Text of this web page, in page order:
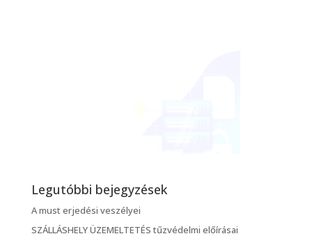
Legutóbbi bejegyzések
A must erjedési veszélyei
SZÁLLÁSHELY ÜZEMELTETÉS tűzvédelmi előírásai